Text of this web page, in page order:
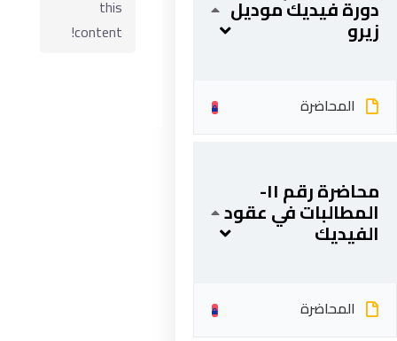
دورة فيديك موديل
زيرو
المحاضرة
محاضرة رقم ١١-
المطالبات في عقود
الفيديك
المحاضرة
this
content!
ابقى على تواصل
5 شارع 278 – المعادي الجديدة – القاهرة – جمهورية مصر
العربية
info@acarea.com.eg